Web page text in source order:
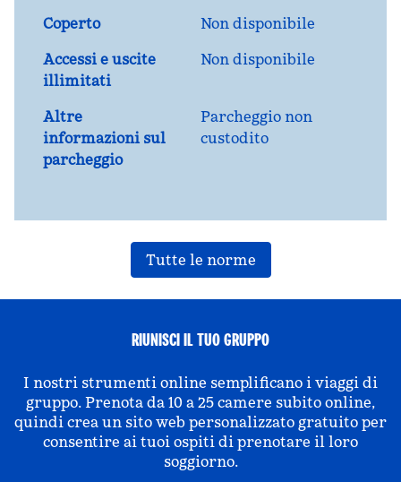
Coperto
Non disponibile
Accessi e uscite
illimitati
Non disponibile
Altre
informazioni sul
parcheggio
Parcheggio non
custodito
Tutte le norme
RIUNISCI IL TUO GRUPPO
I nostri strumenti online semplificano i viaggi di
gruppo. Prenota da 10 a 25 camere subito online,
quindi crea un sito web personalizzato gratuito per
consentire ai tuoi ospiti di prenotare il loro
soggiorno.